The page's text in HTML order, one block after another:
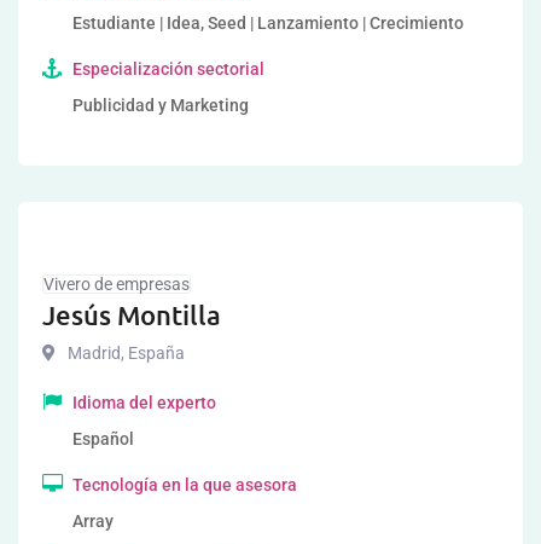
Estudiante | Idea, Seed | Lanzamiento | Crecimiento
Especialización sectorial
Publicidad y Marketing
Vivero de empresas
Jesús Montilla
Madrid, España
Idioma del experto
Español
Tecnología en la que asesora
Array